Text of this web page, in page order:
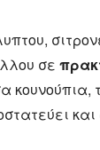
σε
κουνούπια,